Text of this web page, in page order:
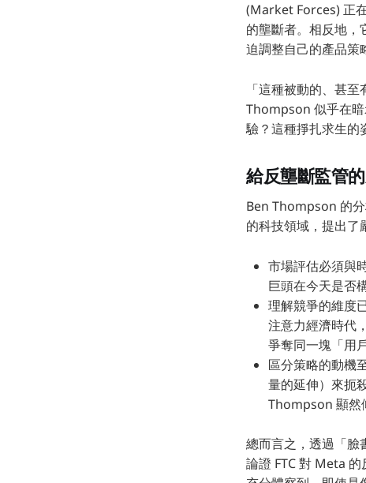
(Market Forces) 正
的壟斷者。相反地，
迫調整自己的產品策
「這種被動的、甚
Thompson 似乎在
驗？這種掙扎求生的
給反壟斷監管
Ben Thompson 的
的科技領域，提出了
市場評估必須與
巨頭在今天是否
理解競爭的維度
注意力經濟時代
爭奪同一塊「用
區分策略的動機
量的延伸）來扼
Thompson 顯然
總而言之，透過「
論證 FTC 對 Meta